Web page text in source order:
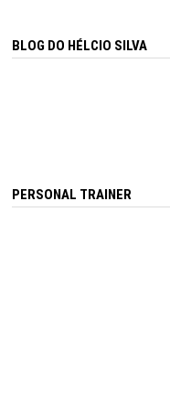
BLOG DO HÉLCIO SILVA
PERSONAL TRAINER